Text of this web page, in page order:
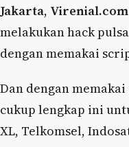
Jakarta, Virenial.com
melakukan hack
dengan memakai
Dan dengan
cukup lengkap ini
XL, Telkomsel,